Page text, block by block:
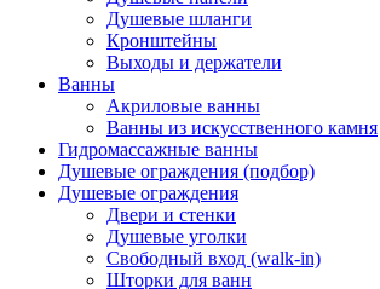
Душевые шланги
Кронштейны
Выходы и держатели
Ванны
Акриловые ванны
Ванны из искусственного камня
Гидромассажные ванны
Душевые ограждения (подбор)
Душевые ограждения
Двери и стенки
Душевые уголки
Свободный вход (walk-in)
Шторки для ванн